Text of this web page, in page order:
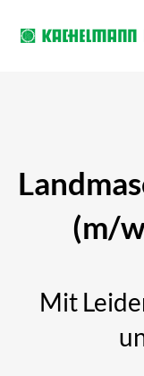
(m/
Mit